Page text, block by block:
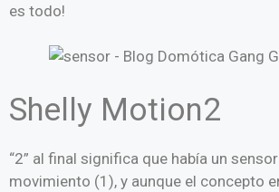
es todo!
Shelly Motion2
“2” al final significa que había un
movimiento (1), y aunque el concepto